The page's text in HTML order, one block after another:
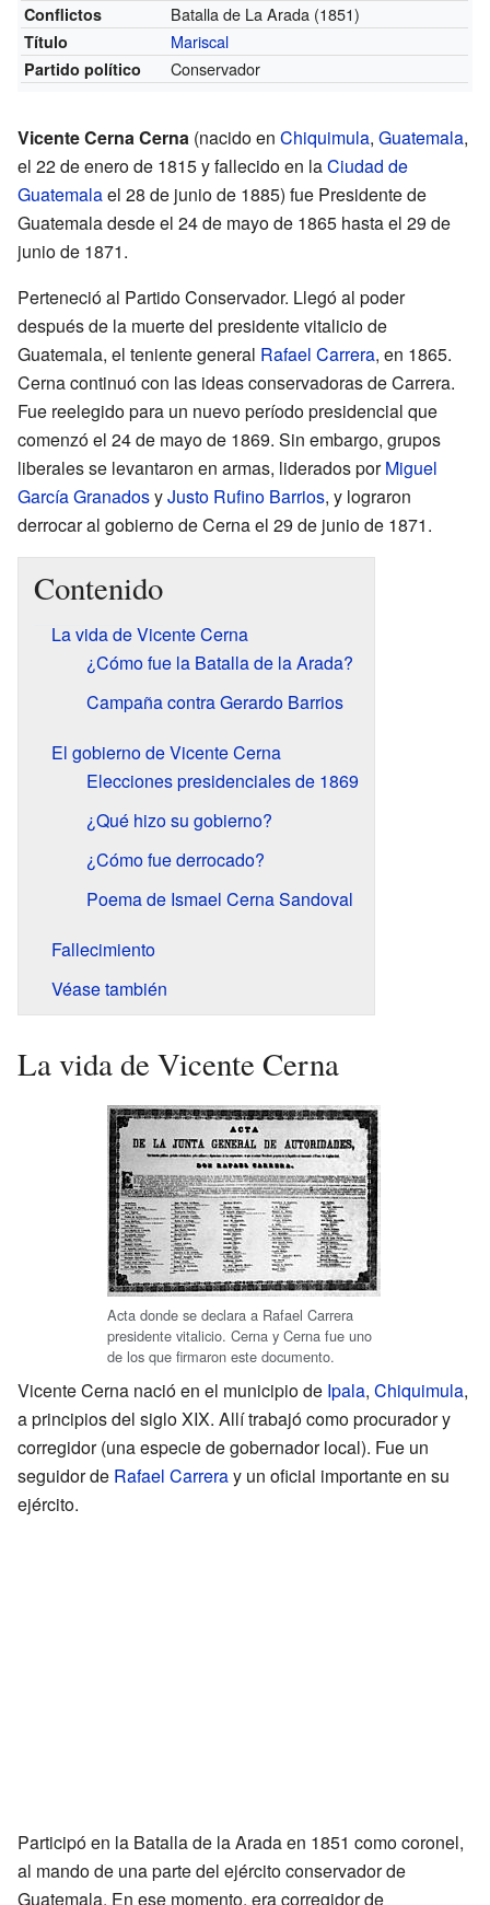
Conflictos Batalla de La Arada (1851)
Título Mariscal
Partido político Conservador
Vicente Cerna Cerna (nacido en Chiquimula, Guatemala,
el 22 de enero de 1815 y fallecido en laCiudad de
Guatemalael 28 de junio de 1885) fue Presidente de
Guatemala desde el 24 de mayo de 1865 hasta el 29 de
junio de 1871.
Perteneció al Partido Conservador. Llegó al poder
después de la muerte del presidente vitalicio de
Guatemala, el teniente general Rafael Carrera, en 1865.
Cerna continuó con las ideas conservadoras de Carrera.
Fue reelegido para un nuevo período presidencial que
comenzó el 24 de mayo de 1869. Sin embargo, grupos
liberales se levantaron en armas, liderados porMiguel
García GranadosyJusto Rufino Barrios, y lograron
derrocar al gobierno de Cerna el 29 de junio de 1871.
Contenido
La vida de Vicente Cerna
¿Cómo fue la Batalla de la Arada?
Campaña contra Gerardo Barrios
El gobierno de Vicente Cerna
Elecciones presidenciales de 1869
¿Qué hizo su gobierno?
¿Cómo fue derrocado?
Poema de Ismael Cerna Sandoval
Fallecimiento
Véase también
La vida de Vicente Cerna
Acta donde se declara a Rafael Carrera
presidente vitalicio. Cerna y Cerna fue uno
de los que firmaron este documento.
Vicente Cerna nació en el municipio de Ipala, Chiquimula,
a principios del siglo XIX. Allí trabajó como procurador y
corregidor (una especie de gobernador local). Fue un
seguidor de Rafael Carreray un oficial importante en su
ejército.
Participó en la Batalla de la Arada en 1851 como coronel,
al mando de una parte del ejército conservador de
Guatemala. En ese momento, era corregidor de